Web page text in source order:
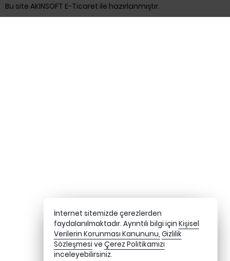
Bu site AKINSOFT E-Ticaret ile hazırlanmıştır.
İnternet sitemizde çerezlerden
faydalanılmaktadır. Ayrıntılı bilgi için Kişisel
Verilerin Korunması Kanununu, Gizlilik
Sözleşmesi ve Çerez Politikamızı
inceleyebilirsiniz.